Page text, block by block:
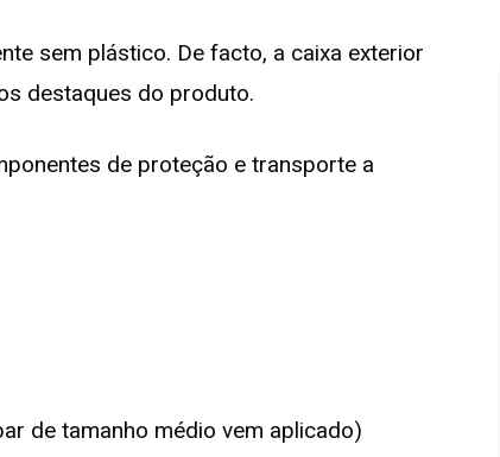
sem plástico. De facto, a caixa exterior
destaques do produto.
de proteção e transporte a
de tamanho médio vem aplicado)